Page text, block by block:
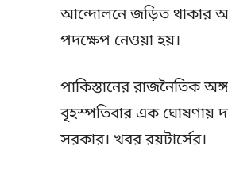
আন্দোলনে জড়িত থাকার
পদক্ষেপ নেওয়া হয়।
পাকিস্তানের রাজনৈতিক
বৃহস্পতিবার এক ঘোষণায়
সরকার। খবর রয়টার্সের।